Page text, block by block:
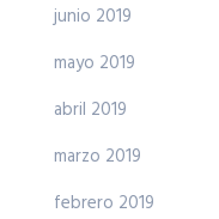
junio 2019
mayo 2019
abril 2019
marzo 2019
febrero 2019